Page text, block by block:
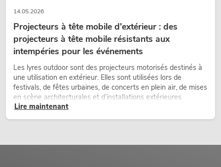
14.05.2026
Projecteurs à tête mobile d'extérieur : des
projecteurs à tête mobile résistants aux
intempéries pour les événements
Les lyres outdoor sont des projecteurs motorisés destinés à
une utilisation en extérieur. Elles sont utilisées lors de
festivals, de fêtes urbaines, de concerts en plein air, de mises
en scène architecturales et d’installations extérieures
temporaires.
Lire maintenant